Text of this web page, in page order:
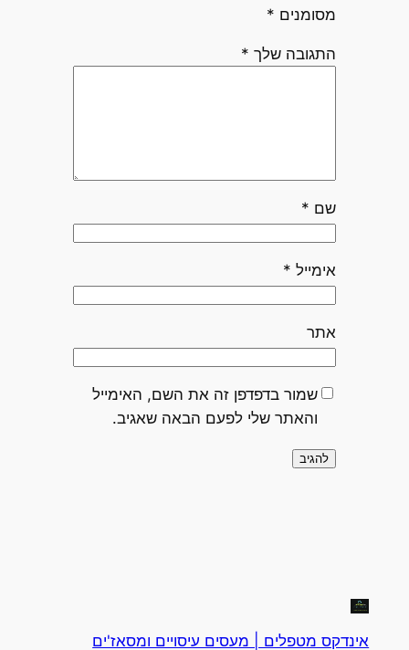
מסומנים *
התגובה שלך *
שם *
אימייל *
אתר
שמור בדפדפן זה את השם, האימייל
והאתר שלי לפעם הבאה שאגיב.
אינדקס מטפלים | מעסים עיסויים ומסאז'ים